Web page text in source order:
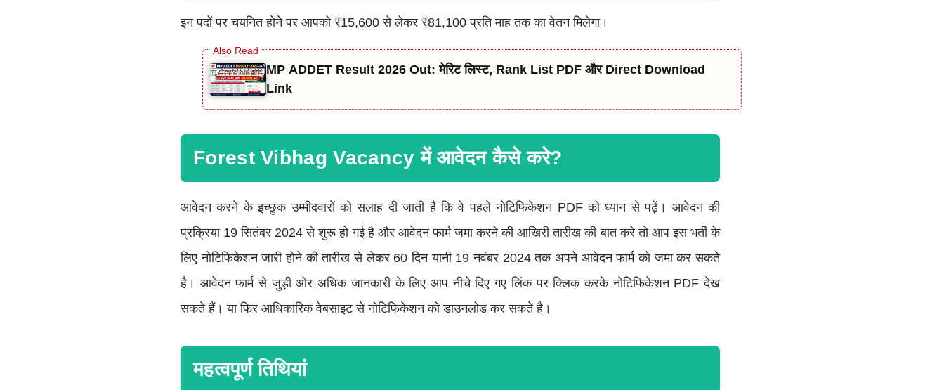
इन पदों पर चयनित होने पर आपको ₹15,600 से लेकर ₹81,100 प्रति माह तक का वेतन मिलेगा।
MP ADDET Result 2026 Out: मेरिट लिस्ट, Rank List PDF और Direct Download
Link
Forest Vibhag Vacancy में आवेदन कैसे करे?
आवेदन करने के इच्छुक उम्मीदवारों को सलाह दी जाती है कि वे पहले नोटिफिकेशन PDF को ध्यान से पढ़ें। आवेदन की
प्रक्रिया 19 सितंबर 2024 से शुरू हो गई है और आवेदन फार्म जमा करने की आखिरी तारीख की बात करे तो आप इस भर्ती के
लिए नोटिफिकेशन जारी होने की तारीख से लेकर 60 दिन यानी 19 नवंबर 2024 तक अपने आवेदन फार्म को जमा कर सकते
है। आवेदन फार्म से जुड़ी ओर अधिक जानकारी के लिए आप नीचे दिए गए लिंक पर क्लिक करके नोटिफिकेशन PDF देख
सकते हैं। या फिर आधिकारिक वेबसाइट से नोटिफिकेशन को डाउनलोड कर सकते है।
महत्वपूर्ण तिथियां